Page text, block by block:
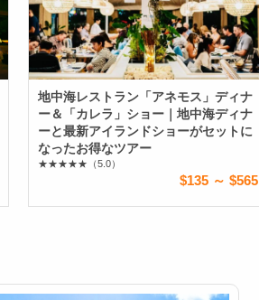
地中海レストラン「アネモス」ディナ
ー＆「カレラ」ショー｜地中海ディナ
ーと最新アイランドショーがセットに
なったお得なツアー
★★★★★ （5.0）
$135 ～ $565